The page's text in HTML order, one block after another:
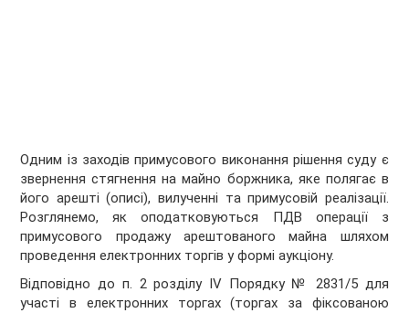
Одним із заходів примусового виконання рішення суду є
звернення стягнення на майно боржника, яке полягає в
його арешті (описі), вилученні та примусовій реалізації.
Розглянемо, як оподатковуються ПДВ операції з
примусового продажу арештованого майна шляхом
проведення електронних торгів у формі аукціону.
Відповідно до п. 2 розділу IV Порядку № 2831/5 для
участі в електронних торгах (торгах за фіксованою